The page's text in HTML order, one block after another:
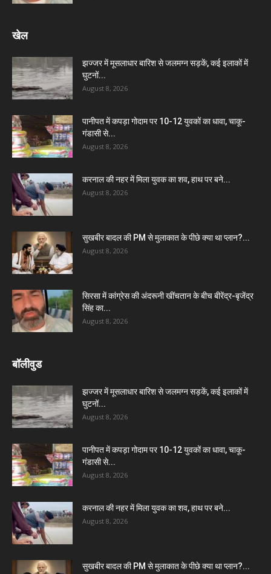
खेल
झज्जर में मूसलाधार बारिश से जलमग्न सड़कें, कई इलाकों में
घुटनों...
August 8, 2026
पानीपत में कपड़ा गोदाम पर 10-12 युवकों का धावा, चाकू-
गंडासी से...
August 8, 2026
करनाल की नहर में मिला युवक का शव, हाथ पर बने...
August 8, 2026
सुखबीर बादल की PM से मुलाकात के पीछे क्या था प्लान?...
August 8, 2026
सिरसा में कांग्रेस की अंदरूनी खींचतान के बीच बीरेंद्र-बृजेंद्र
सिंह का...
August 8, 2026
बॉलीवुड
झज्जर में मूसलाधार बारिश से जलमग्न सड़कें, कई इलाकों में
घुटनों...
August 8, 2026
पानीपत में कपड़ा गोदाम पर 10-12 युवकों का धावा, चाकू-
गंडासी से...
August 8, 2026
करनाल की नहर में मिला युवक का शव, हाथ पर बने...
August 8, 2026
सुखबीर बादल की PM से मुलाकात के पीछे क्या था प्लान?...